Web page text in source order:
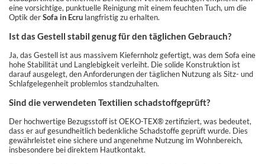
eine vorsichtige, punktuelle Reinigung mit einem feuchten Tuch, um die
Optik derSofa in Ecru langfristig zu erhalten.
Ist das Gestell stabil genug für den täglichen Gebrauch?
Ja, das Gestell ist aus massivem Kiefernholz gefertigt, was dem Sofa eine
hohe Stabilität und Langlebigkeit verleiht. Die solide Konstruktion ist
darauf ausgelegt, den Anforderungen der täglichen Nutzung als Sitz- und
Schlafgelegenheit problemlos standzuhalten.
Sind die verwendeten Textilien schadstoffgeprüft?
Der hochwertige Bezugsstoff ist OEKO-TEX® zertifiziert, was bedeutet,
dass er auf gesundheitlich bedenkliche Schadstoffe geprüft wurde. Dies
gewährleistet eine sichere und angenehme Nutzung im Wohnbereich,
insbesondere bei direktem Hautkontakt.